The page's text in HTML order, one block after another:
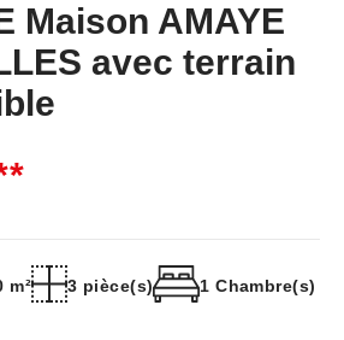
Maison AMAYE
avec terrain
m² 3 pièce(s) 1 Chambre(s)